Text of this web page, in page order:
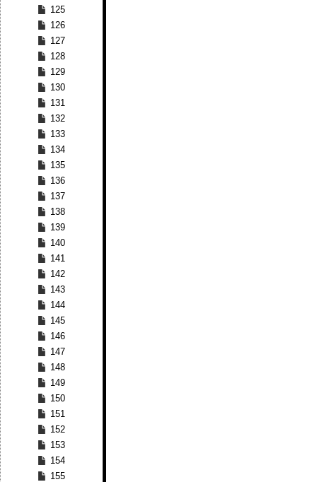
125
126
127
128
129
130
131
132
133
134
135
136
137
138
139
140
141
142
143
144
145
146
147
148
149
150
151
152
153
154
155